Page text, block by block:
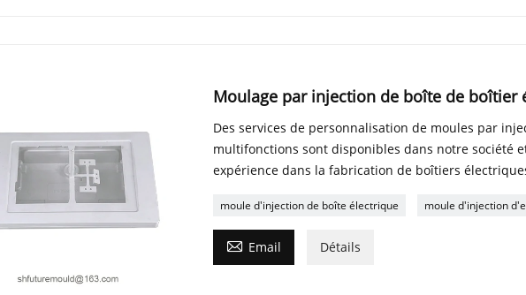
Moulage par injection de boîte de boîtier
Des services de personnalisation de moules par
multifonctions sont disponibles dans notre société
expérience dans la fabrication de boîtiers
moule d'injection de boîte électrique moule d'injection
 Email Détails